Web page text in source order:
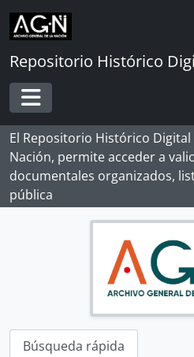
Skip to main content
Repositorio Histórico
Toggle navigation
El Repositorio Histórico
Nación, permite acceder a
documentales organizados,
pública
Búsqueda rápida